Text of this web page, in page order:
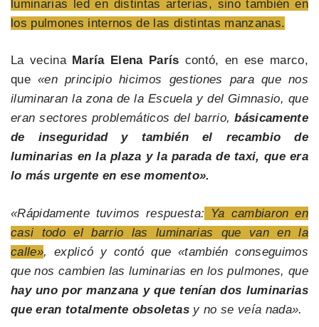
luminarias led en distintas arterias, sino también en
los pulmones internos de las distintas manzanas.
La vecina María Elena París contó, en ese marco,
que«en principio hicimos gestiones para que nos
iluminaran la zona de la Escuela y del Gimnasio, que
eran sectores problemáticos del barrio,básicamente
de inseguridad y también el recambio de
luminarias en la plaza y la parada de taxi, que era
lo más urgente en ese momento».
«Rápidamente tuvimos respuesta: Ya cambiaron en
casi todo el barrio las luminarias que van en la
calle», explicó y contó que «también conseguimos
que nos cambien las luminarias en los pulmones, que
hay uno por manzana y que tenían dos luminarias
que eran totalmente obsoletasy no se veía nada».